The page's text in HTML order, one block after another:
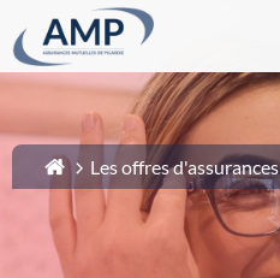
1-
Contenu principal
2-Menu principal
Pied de page
4-Recherche
Les offres d'assurances